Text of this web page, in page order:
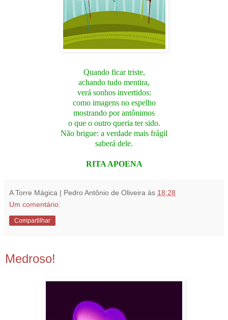
Quando ficar triste,
achando tudo mentira,
verá sonhos invertidos:
como imagens no espelho
mostrando por antônimos
o que o outro queria ter sido.
Não brigue: a verdade mais frágil
saberá dele.
RITA APOENA
A Torre Mágica | Pedro Antônio de Oliveira às 18:28
Um comentário:
Compartilhar
Medroso!